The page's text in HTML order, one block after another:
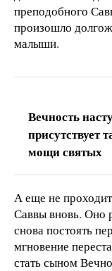
преподобного
произошло
малыши.
Вечность
присутствует
мощи святых
А еще не
Саввы вновь. Оно
снова постоять
мгновение
стать сыном